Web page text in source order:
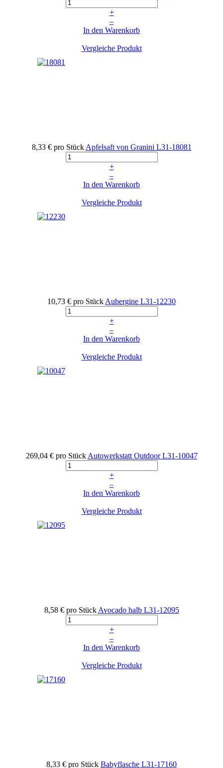
+
–
In den Warenkorb
Vergleiche Produkt
8,33 € pro Stück Apfelsaft von Granini L31-18081
+
–
In den Warenkorb
Vergleiche Produkt
10,73 € pro StückAubergine L31-12230
+
–
In den Warenkorb
Vergleiche Produkt
269,04 € pro Stück Autowerkstatt OutdoorL31-10047
+
–
In den Warenkorb
Vergleiche Produkt
8,58 € pro Stück Avocado halb L31-12095
+
–
In den Warenkorb
Vergleiche Produkt
8,33 € pro Stück Babyflasche L31-17160